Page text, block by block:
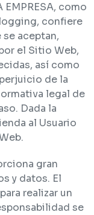
como
confiere
aceptan,
el Sitio Web,
así como
de la
legal de
Dada la
al Usuario
gran
y datos. El
realizar un
se